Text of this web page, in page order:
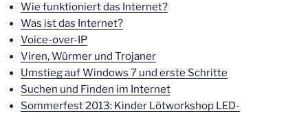
Wie funktioniert das Internet?
Was ist das Internet?
Voice-over-IP
Viren, Würmer und Trojaner
Umstieg auf Windows 7 und erste Schritte
Suchen und Finden im Internet
Sommerfest 2013: Kinder Lötworkshop LED-